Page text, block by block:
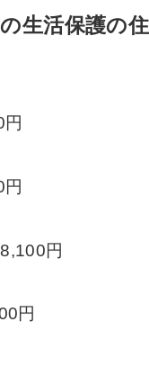
生活保護の
円
円